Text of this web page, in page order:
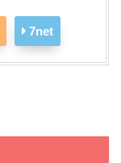
7net